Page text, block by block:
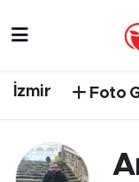
İzmir Foto
DÜNYA
Trafik